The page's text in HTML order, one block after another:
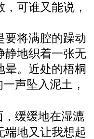
可谁又能说，
要将满腔的躁动
静地织着一张无
。近处的梧桐
一声坠入泥土，
缓缓地在湿漉
端地又让我想起